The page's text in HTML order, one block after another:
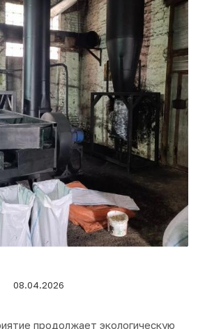
08.04.2026
продолжает экологическую